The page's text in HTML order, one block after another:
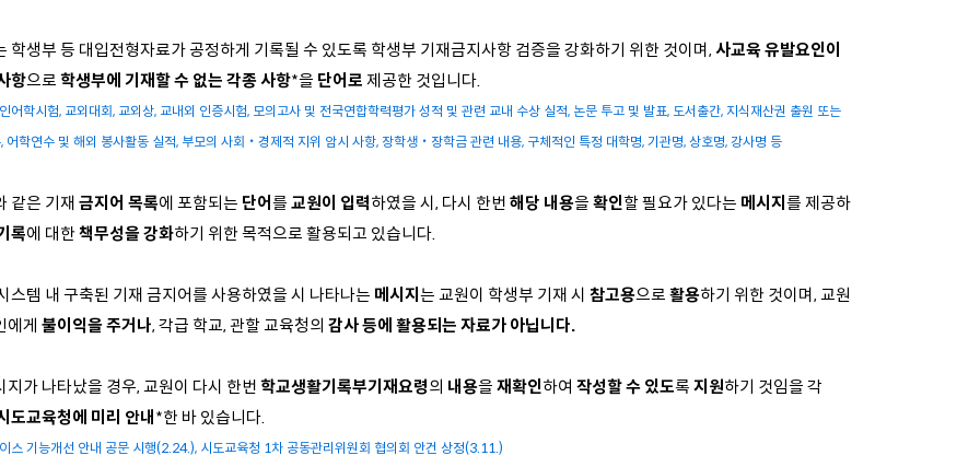
학생부 등 대입전형자료가 공정하게 기록될 수 있도록 학생부 기재금지사항 검증을 강화하기 위한 것이며, 사교육 유발요인이
항으로 학생부에 기재할 수 없는 각종 사항*을 단어로 제공한 것입니다.
어학시험, 교외대회, 교외상, 교내외 인증시험, 모의고사 및 전국연합학력평가 성적 및 관련 교내 수상 실적, 논문 투고 및 발표, 도서출간, 지식재산권 출원 또는
어학연수 및 해외 봉사활동 실적, 부모의 사회‧경제적 지위 암시 사항, 장학생‧장학금 관련 내용, 구체적인 특정 대학명, 기관명, 상호명, 강사명 등
같은 기재 금지어 목록에 포함되는 단어를 교원이 입력하였을 시, 다시 한번 해당 내용을 확인할 필요가 있다는 메시지를 제공하
록에 대한책무성을 강화하기 위한 목적으로 활용되고 있습니다.
스템 내 구축된 기재 금지어를 사용하였을 시 나타나는 메시지는 교원이 학생부 기재 시 참고용으로 활용하기 위한 것이며, 교원
에게 불이익을 주거나, 각급 학교, 관할 교육청의 감사 등에 활용되는 자료가 아닙니다.
지가 나타났을 경우, 교원이 다시 한번 학교생활기록부기재요령의 내용을 재확인하여 작성할 수 있도록 지원하기 것임을 각
도교육청에 미리 안내*한 바 있습니다.
스 기능개선 안내 공문 시행(2.24.), 시도교육청 1차 공동관리위원회 협의회 안건 상정(3.11.)